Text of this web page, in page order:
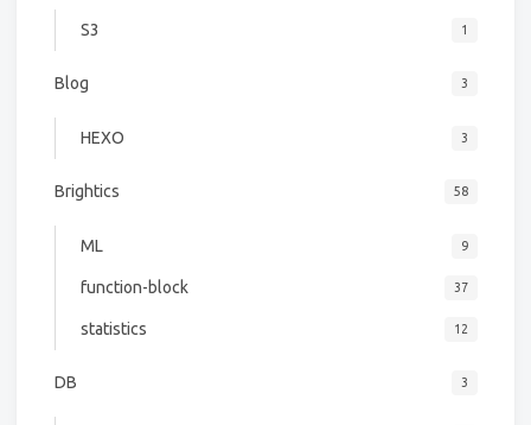
S3 1
Blog 3
HEXO 3
Brightics 58
ML 9
function-block 37
statistics 12
DB 3